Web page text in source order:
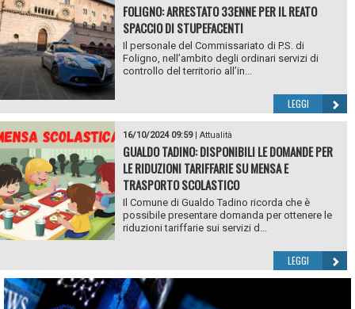
FOLIGNO: ARRESTATO 33ENNE PER IL REATO
SPACCIO DI STUPEFACENTI
Il personale del Commissariato di P.S. di
Foligno, nell’ambito degli ordinari servizi di
controllo del territorio all’in...
LEGGI
16/10/2024 09:59| Attualità
GUALDO TADINO: DISPONIBILI LE DOMANDE PER
LE RIDUZIONI TARIFFARIE SU MENSA E
TRASPORTO SCOLASTICO
Il Comune di Gualdo Tadino ricorda che è
possibile presentare domanda per ottenere le
riduzioni tariffarie sui servizi d...
LEGGI